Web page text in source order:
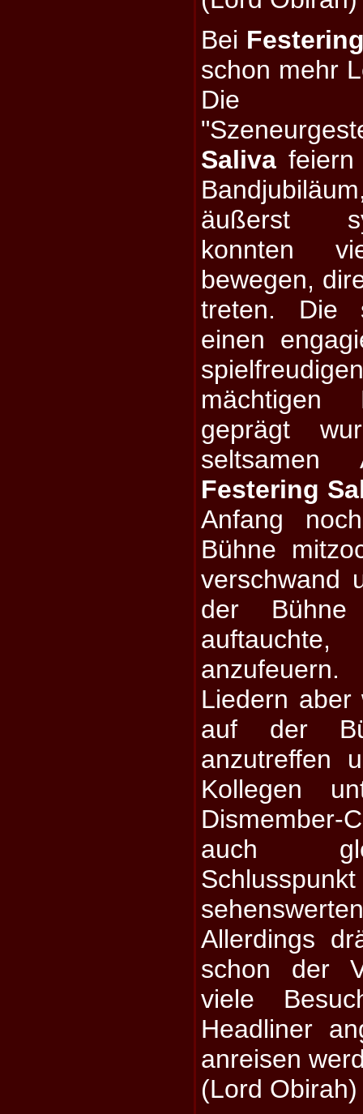
Bei
schon mehr
Die
Saliva feiern
äußerst
konnten
bewegen,
treten. Die
einen
mächtigen
geprägt
Festering
Anfang
Bühne
verschwand
der Bühne
Liedern
auf der
anzutreffen
Kollegen
Dismember-
auch
Allerdings
schon der
viele
Headliner
anreisen
(Lord Obirah)